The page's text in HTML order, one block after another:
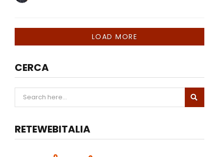
LOAD MORE
CERCA
RETEWEBITALIA